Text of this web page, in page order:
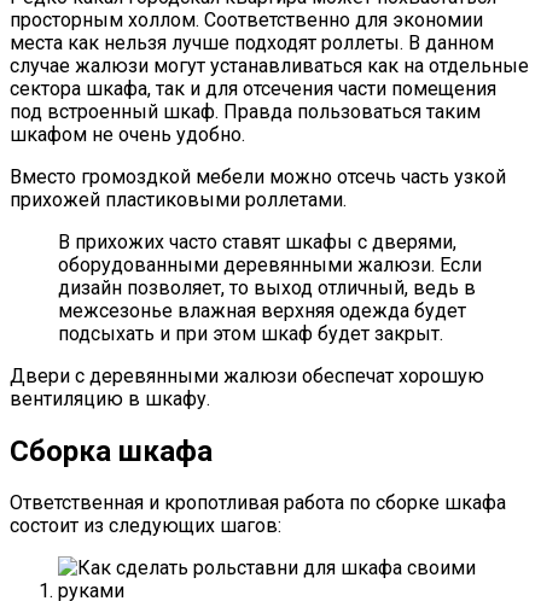
просторным холлом. Соответственно для экономии
места как нельзя лучше подходят роллеты. В данном
случае жалюзи могут устанавливаться как на отдельные
сектора шкафа, так и для отсечения части помещения
под встроенный шкаф. Правда пользоваться таким
шкафом не очень удобно.
Вместо громоздкой мебели можно отсечь часть узкой
прихожей пластиковыми роллетами.
В прихожих часто ставят шкафы с дверями,
оборудованными деревянными жалюзи. Если
дизайн позволяет, то выход отличный, ведь в
межсезонье влажная верхняя одежда будет
подсыхать и при этом шкаф будет закрыт.
Двери с деревянными жалюзи обеспечат хорошую
вентиляцию в шкафу.
Сборка шкафа
Ответственная и кропотливая работа по сборке шкафа
состоит из следующих шагов: